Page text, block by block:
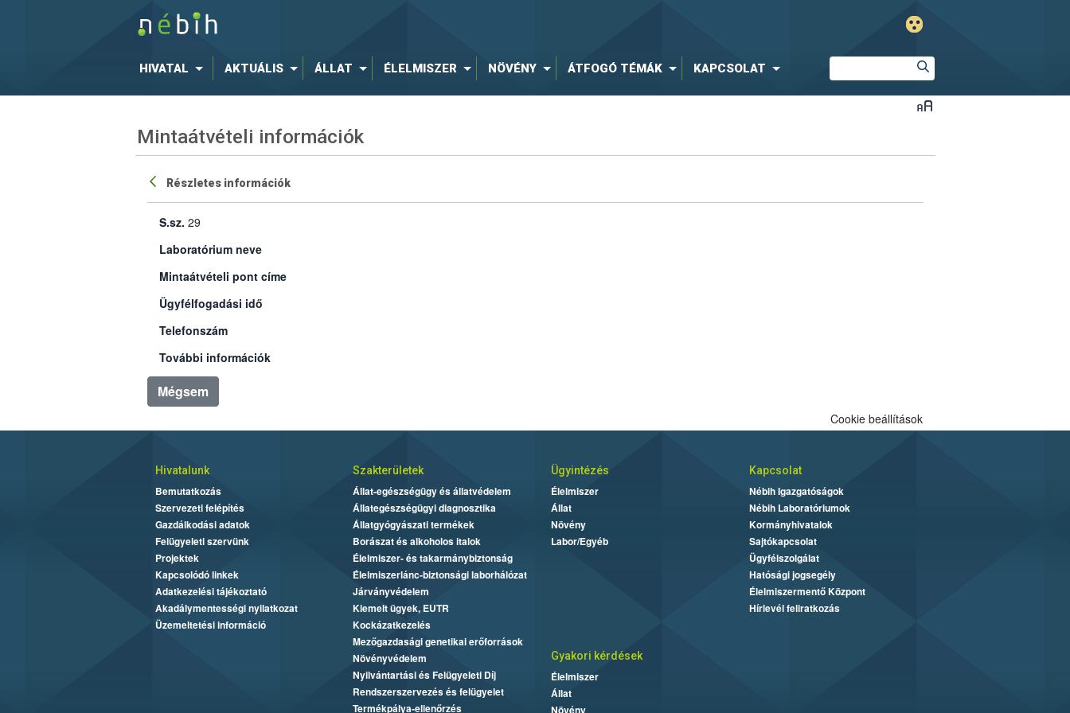
HIVATAL AKTUÁLIS ÁLLAT ÉLELMISZER NÖVÉNY ÁTFOGÓ TÉMÁK KAPCSOLAT
Mintaátvételi információk
Részletes információk
S.sz. 29
Laboratórium neve
Mintaátvételi pont címe
Ügyfélfogadási idő
Telefonszám
További információk
Mégsem
Cookie beállítások
Hivatalunk
Bemutatkozás
Szervezeti felépítés
Gazdálkodási adatok
Felügyeleti szervünk
Projektek
Kapcsolódó linkek
Adatkezelési tájékoztató
Akadálymentességi nyilatkozat
Üzemeltetési információ
Szakterületek
Állat-egészségügy és állatvédelem
Állategészségügyi diagnosztika
Állatgyógyászati termékek
Borászat és alkoholos italok
Élelmiszer- és takarmánybiztonság
Élelmiszerlánc-biztonsági laborhálózat
Járványvédelem
Kiemelt ügyek, EUTR
Kockázatkezelés
Mezőgazdasági genetikai erőforrások
Növényvédelem
Nyilvántartási és Felügyeleti Díj
Rendszerszervezés és felügyelet
Termékpálya-ellenőrzés
Ügyintézés
Élelmiszer
Állat
Növény
Labor/Egyéb
Kapcsolat
Nébih Igazgatóságok
Nébih Laboratóriumok
Kormányhivatalok
Sajtókapcsolat
Ügyfélszolgálat
Hatósági jogsegély
Élelmiszermentő Központ
Hírlevél feliratkozás
Gyakori kérdések
Élelmiszer
Állat
Növény